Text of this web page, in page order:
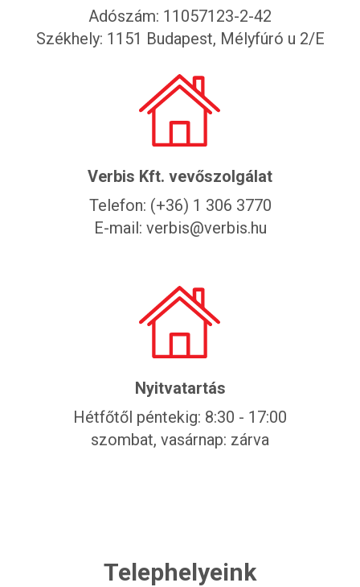
Adószám: 11057123-2-42
Székhely: 1151 Budapest, Mélyfúró u 2/E
Verbis Kft. vevőszolgálat
Telefon: (+36) 1 306 3770
E-mail: verbis@verbis.hu
Nyitvatartás
Hétfőtől péntekig: 8:30 - 17:00
szombat, vasárnap: zárva
Telephelyeink